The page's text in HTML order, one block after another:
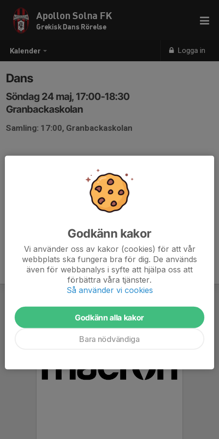
Kalender Logga in
Apollon Solna FK
Grekisk Dans Rörelse
Dans
Söndag 24 maj, 17:00-18:30
Granbackaskolan
Samling: 17:00, Granbackaskolan
Godkänn kakor
Vi använder oss av kakor (cookies) för att vår
webbplats ska fungera bra för dig. De används
även för webbanalys i syfte att hjälpa oss att
förbättra våra tjänster.
Så använder vi cookies
Godkänn alla kakor
Bara nödvändiga